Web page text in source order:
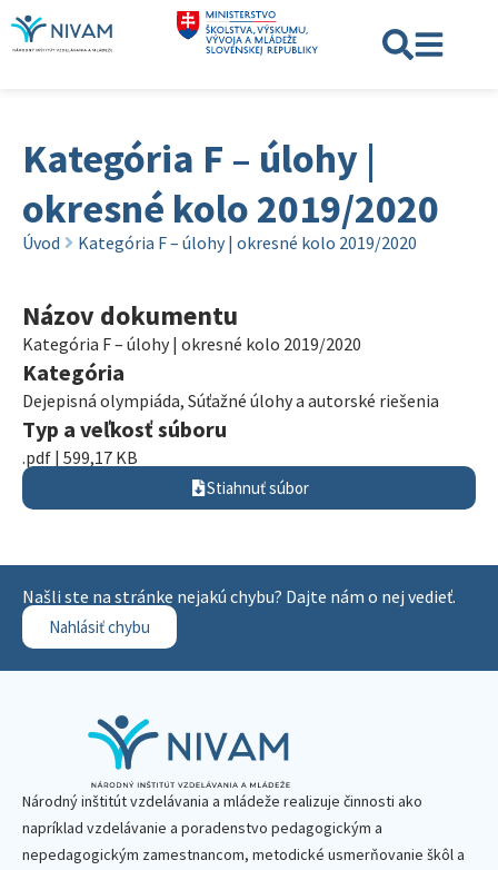
Kategória F – úlohy |
okresné kolo 2019/2020
Úvod Kategória F – úlohy | okresné kolo 2019/2020
Názov dokumentu
Kategória F – úlohy | okresné kolo 2019/2020
Kategória
Dejepisná olympiáda, Súťažné úlohy a autorské riešenia
Typ a veľkosť súboru
.pdf | 599,17 KB
Stiahnuť súbor
Našli ste na stránke nejakú chybu? Dajte nám o nej vedieť.
Nahlásiť chybu
Národný inštitút vzdelávania a mládeže realizuje činnosti ako
napríklad vzdelávanie a poradenstvo pedagogickým a
nepedagogickým zamestnancom, metodické usmerňovanie škôl a